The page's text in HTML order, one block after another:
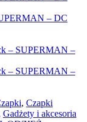
, Czapki
Gadżety i akcesoria